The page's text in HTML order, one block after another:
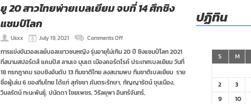
ยู 20 สาวไทยพ่ายเบลเยียม จบที่ 14 ศึกชิง
แชมป์โลก
Usxx July 19, 2021 Comments Offon
20
สาว
ไทย
พ่าย
เบลเยียม
จบ
การแข่งขันวอลเลย์บอลเยาวชนหญิง รุ่นอายุไม่เกิน 20 ปี ชิงแชมป์โลก 2021
ที่สนามสปอร์ตส์ แคมปัส ลานเจ มุนเต เมืองคอร์ตไรค์ ประเทศเบลเยียม วันที่
18 กรกฎาคม รอบชิงอันดับ 13 ทีมชาติไทย ลงสนามพบ ทีมชาติเบลเยียม ราย
ชื่อผู้เล่น 6 ของทีมไทย ได้แก่ สุภัชชา คัมตระรักษา, กัญญารัตน์ ขุนเมือง,
วิมลรัตน์ ทะนะพันธุ์, ปนัดดา ไชยเพชร, วิรัลยุพา อินทร์จันทร์,
ปฏิทิน
S
M
2
3
9
10